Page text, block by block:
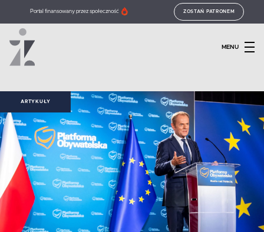
Portal finansowany przez społeczność ZOSTAŃ PATRONEM
MENU
ARTYKUŁY